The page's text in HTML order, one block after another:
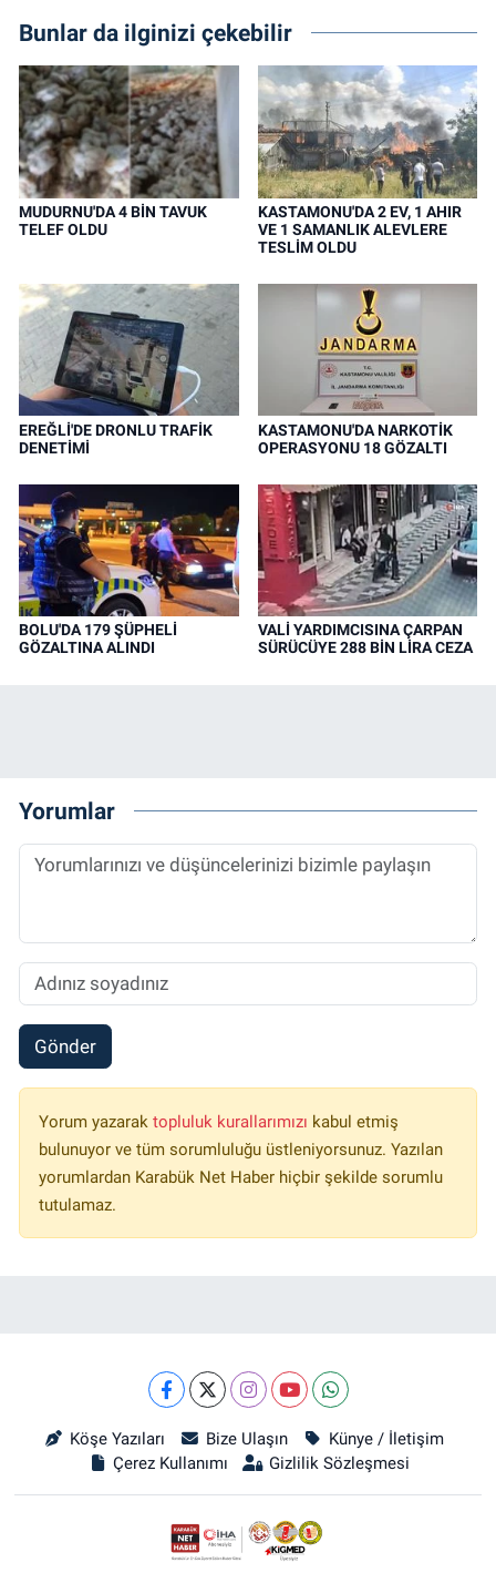
Bunlar da ilginizi çekebilir
MUDURNU'DA 4 BİN TAVUK
TELEF OLDU
KASTAMONU'DA 2 EV, 1 AHIR
VE 1 SAMANLIK ALEVLERE
TESLİM OLDU
EREĞLİ'DE DRONLU TRAFİK
DENETİMİ
KASTAMONU'DA NARKOTİK
OPERASYONU 18 GÖZALTI
BOLU'DA 179 ŞÜPHELİ
GÖZALTINA ALINDI
VALİ YARDIMCISINA ÇARPAN
SÜRÜCÜYE 288 BİN LİRA CEZA
Yorumlar
Gönder
Yorum yazarak topluluk kurallarımızı kabul etmiş
bulunuyor ve tüm sorumluluğu üstleniyorsunuz. Yazılan
yorumlardan Karabük Net Haber hiçbir şekilde sorumlu
tutulamaz.
Köşe Yazıları Bize Ulaşın
Künye / İletişim
Çerez Kullanımı
Gizlilik Sözleşmesi